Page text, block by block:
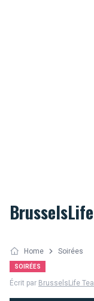
Home Soirées
SOIRÉES
Écrit par BrusselsLife